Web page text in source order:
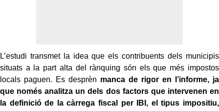
L’estudi transmet la idea que els contribuents dels municipis
situats a la part alta del rànquing són els que més impostos
locals paguen. Es desprèn manca de rigor en l’informe, ja
que només analitza un dels dos factors que intervenen en
la definició de la càrrega fiscal per IBI, el tipus impositiu,